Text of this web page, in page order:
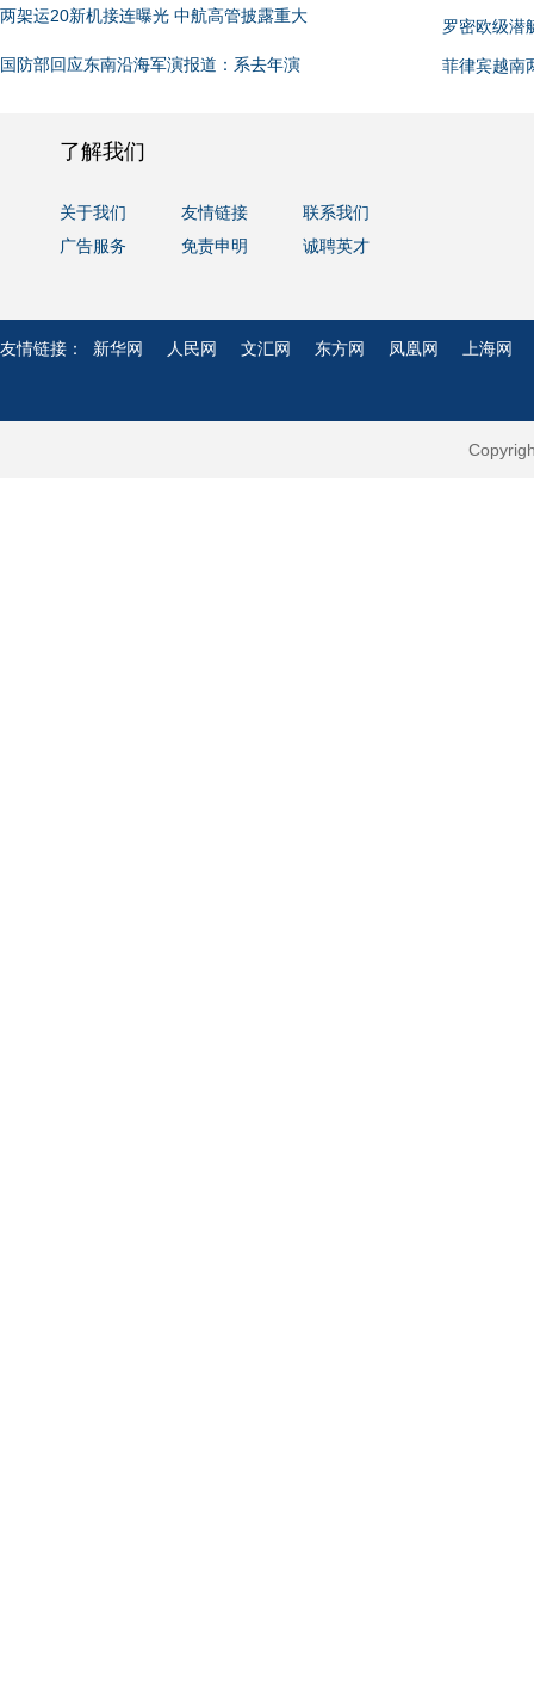
两架运20新机接连曝光 中航高管披露重大
国防部回应东南沿海军演报道：系去年演
罗密欧级潜
菲律宾越南
了解我们
关于我们 友情链接
联系我们
广告服务
免责申明 诚聘英才
友情链接： 新华网 人民网 文汇网 东方网 凤凰网 上海网